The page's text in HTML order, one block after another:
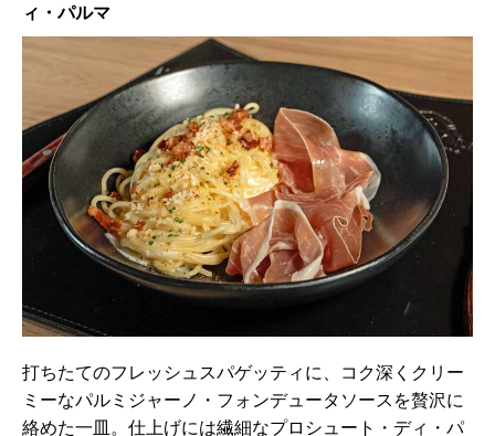
ィ・パルマ
打ちたてのフレッシュスパゲッティに、コク深くクリー
ミーなパルミジャーノ・フォンデュータソースを贅沢に
絡めた一皿。仕上げには繊細なプロシュート・ディ・パ